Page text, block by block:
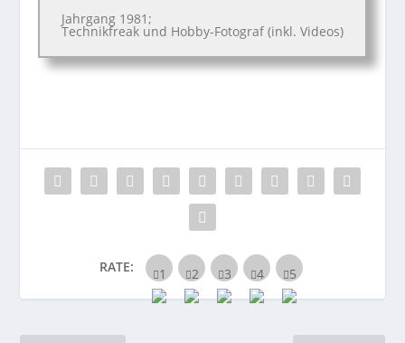
Jahrgang 1981;
Technikfreak und Hobby-Fotograf (inkl. Videos)
RATE: